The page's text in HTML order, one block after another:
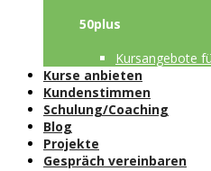
50plus
Kursangebote
Kurse anbieten
Kundenstimmen
Schulung/Coaching
Blog
Projekte
Gespräch vereinbaren